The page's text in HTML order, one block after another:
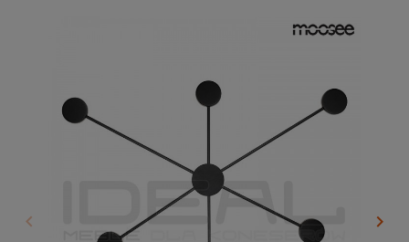
Poprzedni
keyboard_arrow_left keyboard_arrow_right